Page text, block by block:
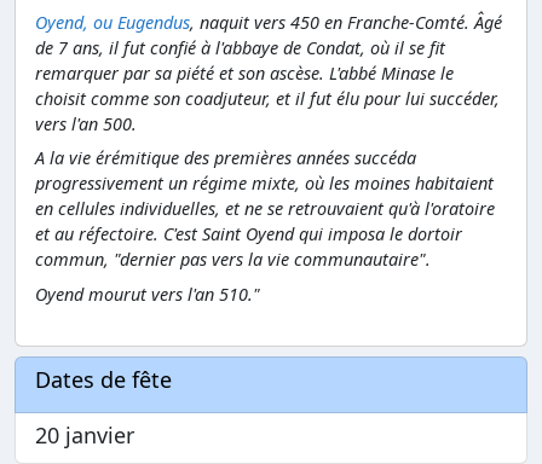
Oyend, ou Eugendus, naquit vers 450 en Franche-Comté. Âgé
de 7 ans, il fut confié à l'abbaye de Condat, où il se fit
remarquer par sa piété et son ascèse. L'abbé Minase le
choisit comme son coadjuteur, et il fut élu pour lui succéder,
vers l'an 500.
A la vie érémitique des premières années succéda
progressivement un régime mixte, où les moines habitaient
en cellules individuelles, et ne se retrouvaient qu'à l'oratoire
et au réfectoire. C'est Saint Oyend qui imposa le dortoir
commun, "dernier pas vers la vie communautaire".
Oyend mourut vers l'an 510."
Dates de fête
20 janvier